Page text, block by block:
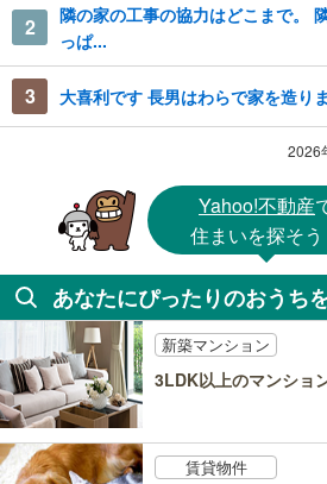
2
隣の家の工事の協力はどこまで。
っぱ...
3 大喜利です 長男はわらで家を造り
2026
Yahoo!不動産
住まいを探そう
あなたにぴったりのおうち
新築マンション
3LDK以上のマンショ
賃貸物件